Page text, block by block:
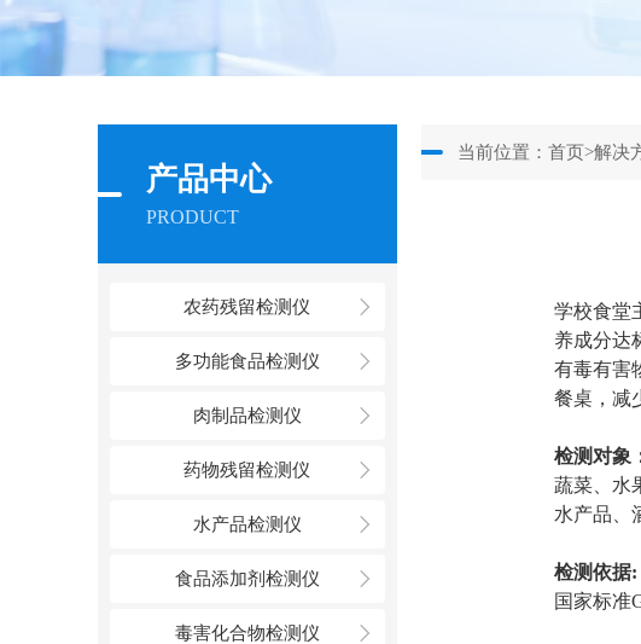
产品中心
PRODUCT
农药残留检测仪
多功能食品检测仪
肉制品检测仪
药物残留检测仪
水产品检测仪
食品添加剂检测仪
毒害化合物检测仪
当前位置：首页>解决
学校食堂
养成分达
有毒有害
餐桌，减
检测对象
蔬菜、水
水产品、
检测依据:
国家标准